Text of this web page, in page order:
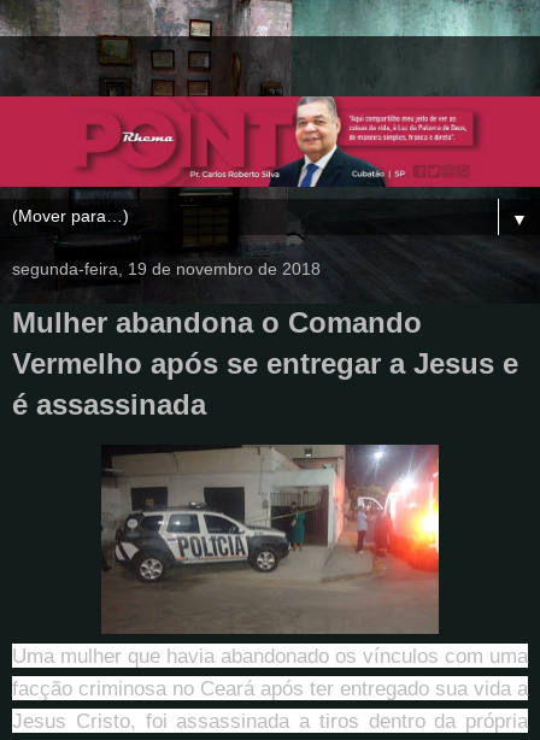
▼
segunda-feira, 19 de novembro de 2018
Mulher abandona o Comando
Vermelho após se entregar a Jesus e
é assassinada
Uma mulher que havia abandonado os vínculos com uma
facção criminosa no Ceará após ter entregado sua vida a
Jesus Cristo, foi assassinada a tiros dentro da própria